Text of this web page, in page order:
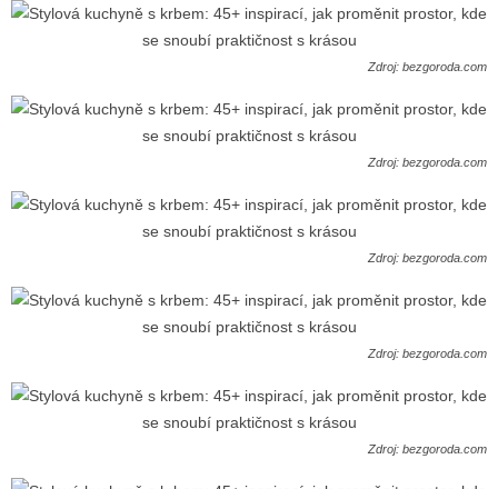
Zdroj: bezgoroda.com
Zdroj: bezgoroda.com
Zdroj: bezgoroda.com
Zdroj: bezgoroda.com
Zdroj: bezgoroda.com